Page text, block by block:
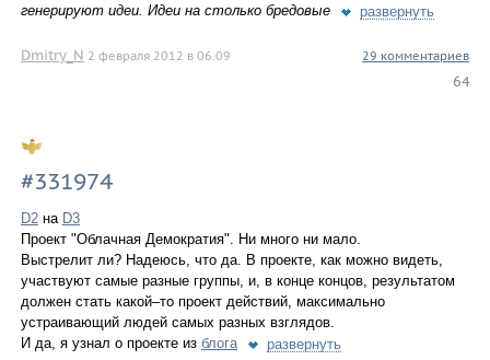
генерируют идеи. Идеи на столько бредовые
развернуть
Dmitry_N 2 февраля 2012 в 06.09 29 комментариев
64
#331974
D2на D3
Проект "Облачная Демократия". Ни много ни мало.
Выстрелит ли? Надеюсь, что да. В проекте, как можно видеть,
участвуют самые разные группы, и, в конце концов, результатом
должен стать какой–то проект действий, максимально
устраивающий людей самых разных взглядов.
И да, я узнал о проекте из блога развернуть